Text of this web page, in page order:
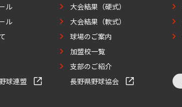
ル
ル
大会結果（硬式）
大会結果（軟式）
球場のご案内
加盟校一覧
支部のご紹介
球連盟 長野県野球協会